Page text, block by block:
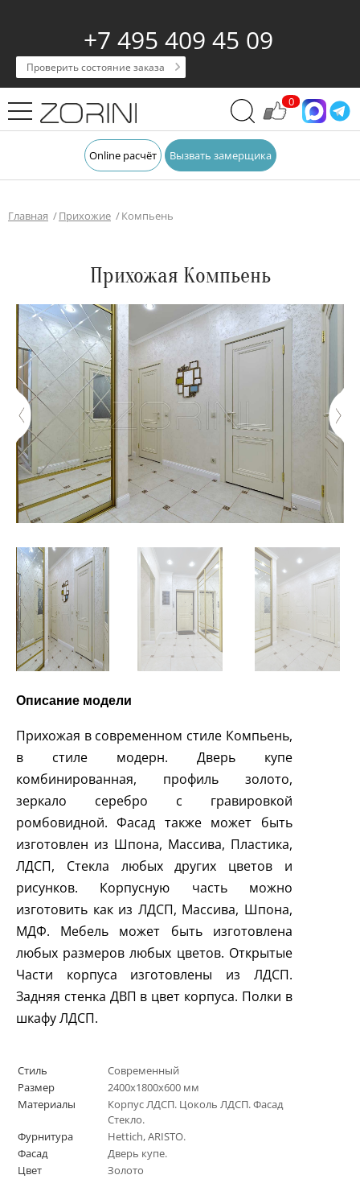
+7 495 409 45 09
Проверить состояние заказа
0
Online расчёт Вызвать замерщика
Главная Прихожие Компьень
Прихожая Компьень
Описание модели
Прихожая в современном стиле Компьень,
в стиле модерн. Дверь купе
комбинированная, профиль золото,
зеркало серебро с гравировкой
ромбовидной. Фасад также может быть
изготовлен из Шпона, Массива, Пластика,
ЛДСП, Стекла любых других цветов и
рисунков. Корпусную часть можно
изготовить как из ЛДСП, Массива, Шпона,
МДФ. Мебель может быть изготовлена
любых размеров любых цветов. Открытые
Части корпуса изготовлены из ЛДСП.
Задняя стенка ДВП в цвет корпуса. Полки в
шкафу ЛДСП.
Стиль
Современный
Размер
2400х1800х600 мм
Материалы
Корпус ЛДСП. Цоколь ЛДСП. Фасад
Стекло.
Фурнитура
Hettich, ARISTO.
Фасад
Дверь купе.
Цвет
Золото